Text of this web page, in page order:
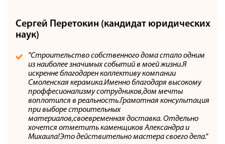
Сергей Перетокин (кандидат юридических
наук)
"Строительство собственного дома стало одним
из наиболее значимых событий в моей жизни.Я
искренне благодарен коллективу компании
Смоленская керамика.Именно благодаря высокому
проффесионализму сотрудников,дом мечты
воплотился в реальность.Грамотная консультация
при выборе строительных
материалов,своевременная доставка. Отдельно
хочется отметить каменщиков Александра и
Михаила!Это действительно мастера своего дела."